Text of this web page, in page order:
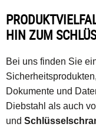
HIN ZUM
Bei uns finden Sie
Dokumente und
Diebstahl als auch
und